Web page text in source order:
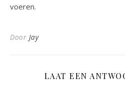
voeren.
Door Jay
LAAT EEN